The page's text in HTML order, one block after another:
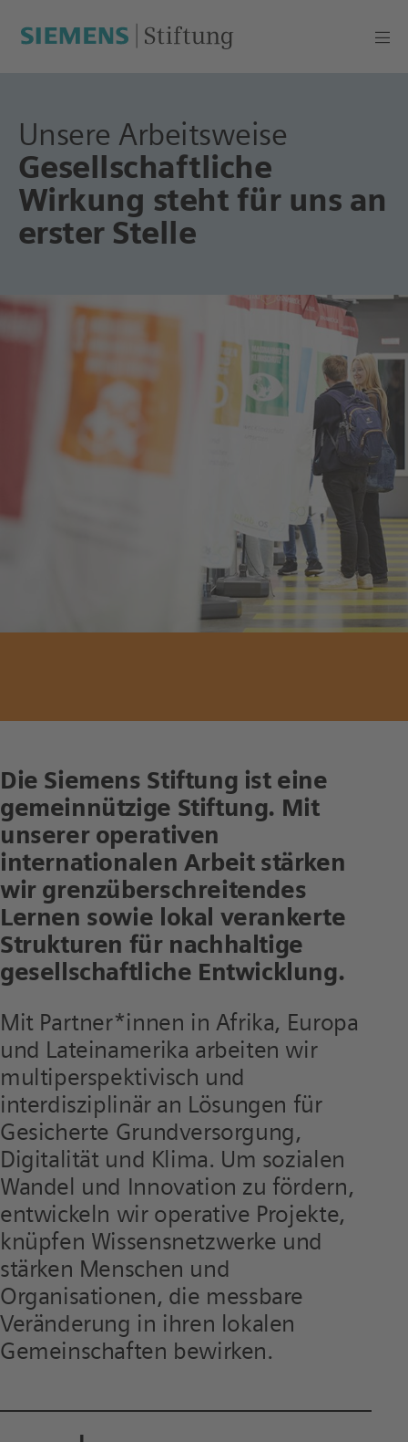
Unsere Arbeitsweise
Gesellschaftliche
Wirkung steht für uns an
erster Stelle
Die Siemens Stiftung ist eine
gemeinnützige Stiftung. Mit
unserer operativen
internationalen Arbeit stärken
wir grenz­überschreitendes
Lernen sowie lokal verankerte
Strukturen für nachhaltige
gesellschaftliche Entwicklung.
Mit Partner*innen in Afrika, Europa
und Lateinamerika arbeiten wir
multiperspektivisch und
interdisziplinär an Lösungen für
Gesicherte Grundversorgung,
Digitalität und Klima. Um sozialen
Wandel und Innovation zu fördern,
entwickeln wir operative Projekte,
knüpfen Wissensnetzwerke und
stärken Menschen und
Organisationen, die messbare
Veränderung in ihren lokalen
Gemeinschaften bewirken.